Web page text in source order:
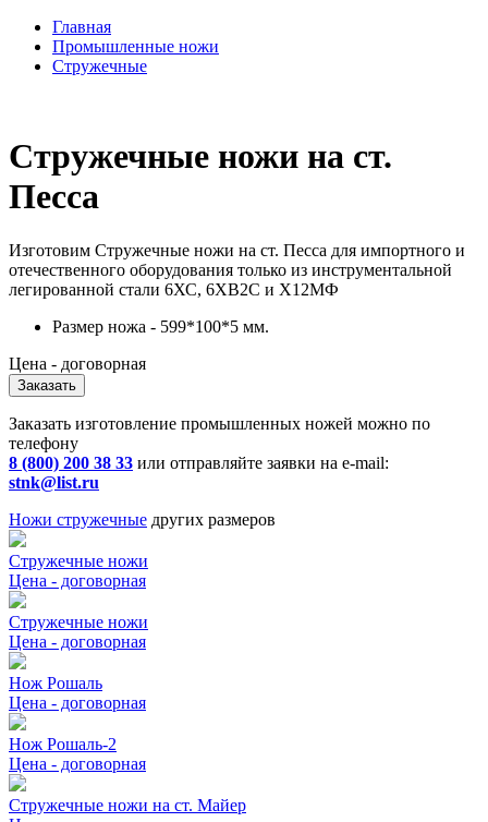
Главная
Промышленные ножи
Стружечные
Стружечные ножи на ст.
Песса
Изготовим Стружечные ножи на ст. Песса для импортного и
отечественного оборудования только из инструментальной
легированной стали 6ХС, 6ХВ2С и Х12МФ
Размер ножа - 599*100*5 мм.
Цена - договорная
Заказать
Заказать изготовление промышленных ножей можно по
телефону
8 (800) 200 38 33 или отправляйте заявки на e-mail:
stnk@list.ru
Ножи стружечные других размеров
Стружечные ножи
Цена - договорная
Стружечные ножи
Цена - договорная
Нож Рошаль
Цена - договорная
Нож Рошаль-2
Цена - договорная
Стружечные ножи на ст. Майер